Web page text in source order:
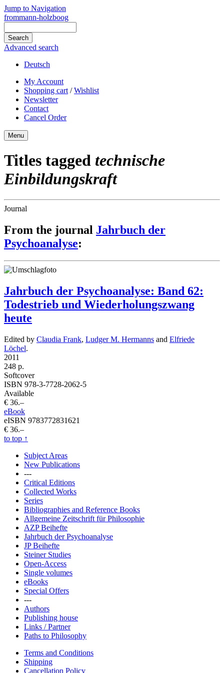
Jump to Navigation
frommann-holzboog
Advanced search
Deutsch
My Account
Shopping cart /Wishlist
Newsletter
Contact
Cancel Order
Menu
Titles tagged technische
Einbildungskraft
Journal
From the journal Jahrbuch der
Psychoanalyse:
Jahrbuch der Psychoanalyse: Band 62:
Todestrieb und Wiederholungszwang
heute
Edited by Claudia Frank, Ludger M. Hermanns and Elfriede
Löchel.
2011
248 p.
Softcover
ISBN 978-3-7728-2062-5
Available
€ 36.–
eBook
eISBN 9783772831621
€ 36.–
to top ↑
Subject Areas
New Publications
---
Critical Editions
Collected Works
Series
Bibliographies and Reference Books
Allgemeine Zeitschrift für Philosophie
AZP Beihefte
Jahrbuch der Psychoanalyse
JP Beihefte
Steiner Studies
Open-Access
Single volumes
eBooks
Special Offers
---
Authors
Publishing house
Links / Partner
Paths to Philosophy
Terms and Conditions
Shipping
Cancellation Policy